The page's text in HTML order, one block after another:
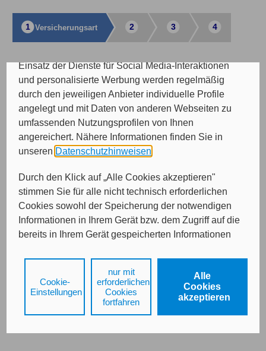
Programme sowie für personalisierte Werbung.
Insgesamt werden Ihre Daten an maximal sechs
Einsatz der Dienste für Social Media-Interaktionen
und personalisierte Werbung werden regelmäßig
durch den jeweiligen Anbieter individuelle Profile
angelegt und mit Daten von anderen Webseiten zu
umfassenden Nutzungsprofilen von Ihnen
angereichert. Nähere Informationen finden Sie in
unseren Datenschutzhinweisen
Durch den Klick auf „Alle Cookies akzeptieren"
stimmen Sie für alle nicht technisch erforderlichen
Cookies sowohl der Speicherung der notwendigen
Informationen in Ihrem Gerät bzw. dem Zugriff auf die
bereits in Ihrem Gerät gespeicherten Informationen
Ihrer Daten zu den angegebenen Zwecken in unseren
Datenschutzhinweisengemäß Art. 6 Abs. 1 lit. a
DSGVO zu.
Durch den Klick auf "nur mit erforderlichen Cookies
fortfahren", lehnen Sie alle technisch nicht
Alle
Cookies
akzeptieren
nur mit
erforderlichen
Cookies
fortfahren
Cookie-
Einstellungen
1 Versicherungs­art 2 3 4
Auswahl der Versicherungsart
Bitte wählen Sie die gewünschte Versicherungsart.
Oldtimer-PKW bis 31.12.1979
Oldtimer-PKW zwischen 1.1.1980 und 31.12.1996
Oldtimer-Motorräder bis 31.12.1979
Weiter